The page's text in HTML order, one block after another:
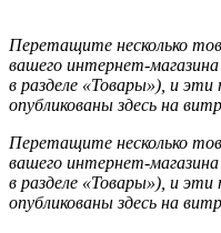
Перетащите несколько
вашего интернет-магазина
в разделе «Товары»), и
опубликованы здесь на
Перетащите несколько
вашего интернет-магазина
в разделе «Товары»), и
опубликованы здесь на